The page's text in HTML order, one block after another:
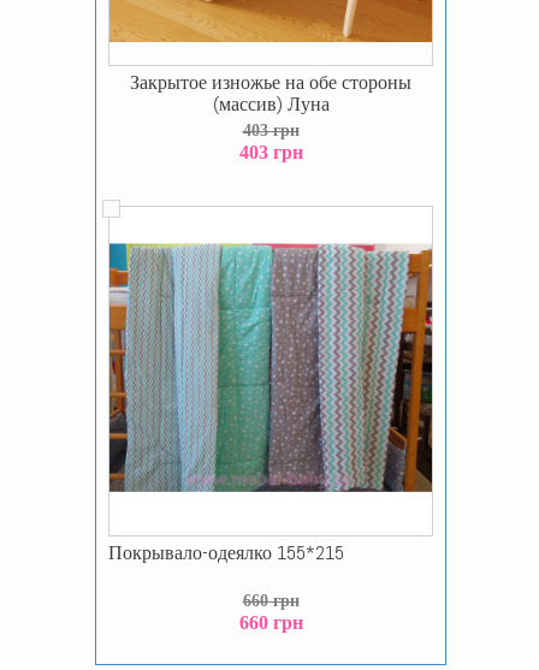
Закрытое изножье на обе стороны
(массив) Луна
403 грн
403 грн
Покрывало-одеялко 155*215
660 грн
660 грн